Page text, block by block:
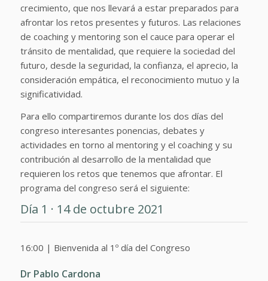
crecimiento, que nos llevará a estar preparados para
afrontar los retos presentes y futuros. Las relaciones
de coaching y mentoring son el cauce para operar el
tránsito de mentalidad, que requiere la sociedad del
futuro, desde la seguridad, la confianza, el aprecio, la
consideración empática, el reconocimiento mutuo y la
significatividad.
Para ello compartiremos durante los dos días del
congreso interesantes ponencias, debates y
actividades en torno al mentoring y el coaching y su
contribución al desarrollo de la mentalidad que
requieren los retos que tenemos que afrontar. El
programa del congreso será el siguiente:
Día 1 · 14 de octubre 2021
16:00 | Bienvenida al 1º día del Congreso
Dr Pablo Cardona